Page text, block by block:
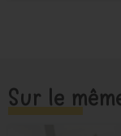
Sur le